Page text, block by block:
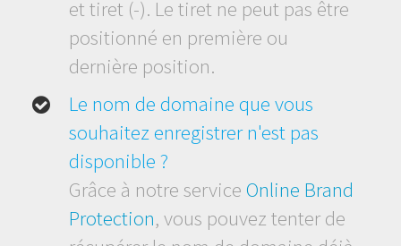
et tiret (-). Le tiret ne peut pas être
positionné en première ou
dernière position.
Le nom de domaine que vous
souhaitez enregistrer n'est pas
disponible ?
Grâce à notre serviceOnline Brand
Protection, vous pouvez tenter de